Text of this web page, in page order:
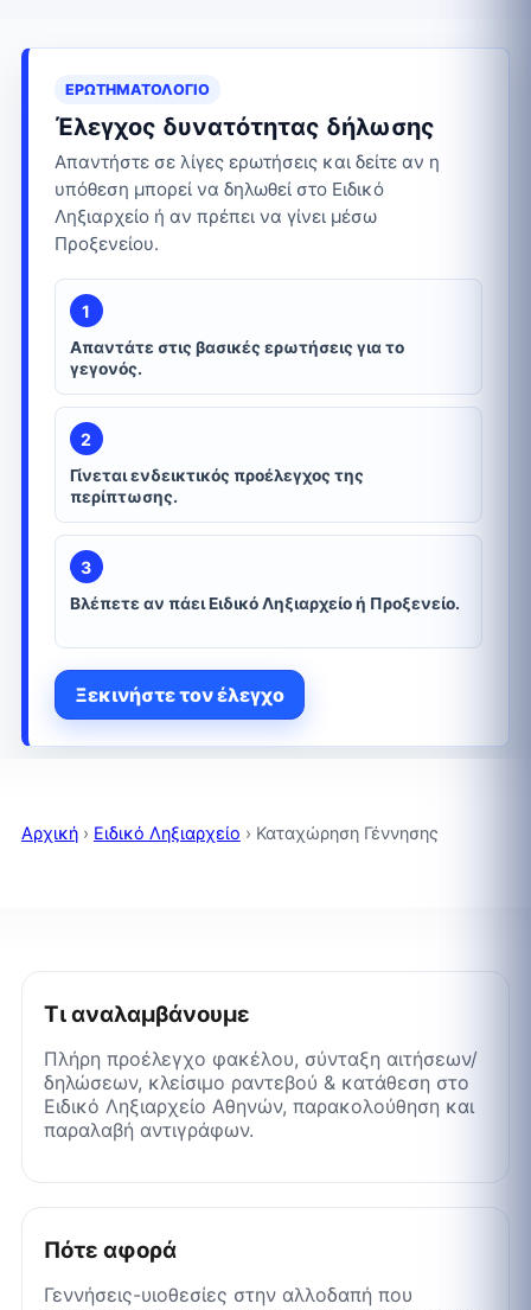
ΕΡΩΤΗΜΑΤΟΛΌΓΙΟ
Έλεγχος δυνατότητας δήλωσης
Απαντήστε σε λίγες ερωτήσεις και δείτε αν η
υπόθεση μπορεί να δηλωθεί στο Ειδικό
Ληξιαρχείο ή αν πρέπει να γίνει μέσω
Προξενείου.
1
Απαντάτε στις βασικές ερωτήσεις για το
γεγονός.
2
Γίνεται ενδεικτικός προέλεγχος της
περίπτωσης.
3
Βλέπετε αν πάει Ειδικό Ληξιαρχείο ή Προξενείο.
Ξεκινήστε τον έλεγχο
Αρχική› Ειδικό Ληξιαρχείο › Καταχώρηση Γέννησης
Τι αναλαμβάνουμε
Πλήρη προέλεγχο φακέλου, σύνταξη αιτήσεων/
δηλώσεων, κλείσιμο ραντεβού & κατάθεση στο
Ειδικό Ληξιαρχείο Αθηνών, παρακολούθηση και
παραλαβή αντιγράφων.
Πότε αφορά
Γεννήσεις-υιοθεσίες στην αλλοδαπή που